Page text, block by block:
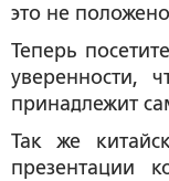
это не
Теперь
уверенности,
принадлежит
Так же
презентации